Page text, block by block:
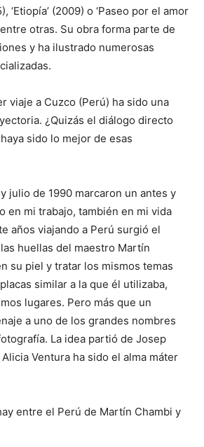
‘Etiopía’ (2009) o ‘Paseo por el amor
otras. Su obra forma parte de
y ha ilustrado numerosas
viaje a Cuzco (Perú) ha sido una
¿Quizás el diálogo directo
sido lo mejor de esas
julio de 1990 marcaron un antes y
en mi trabajo, también en mi vida
años viajando a Perú surgió el
huellas del maestro Martín
su piel y tratar los mismos temas
similar a la que él utilizaba,
lugares. Pero más que un
a uno de los grandes nombres
La idea partió de Josep
Ventura ha sido el alma máter
entre el Perú de Martín Chambi y